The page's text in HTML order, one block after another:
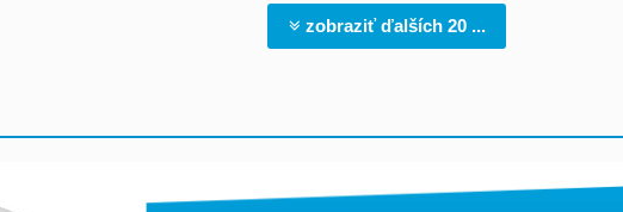
zobraziť ďalších 20 ...